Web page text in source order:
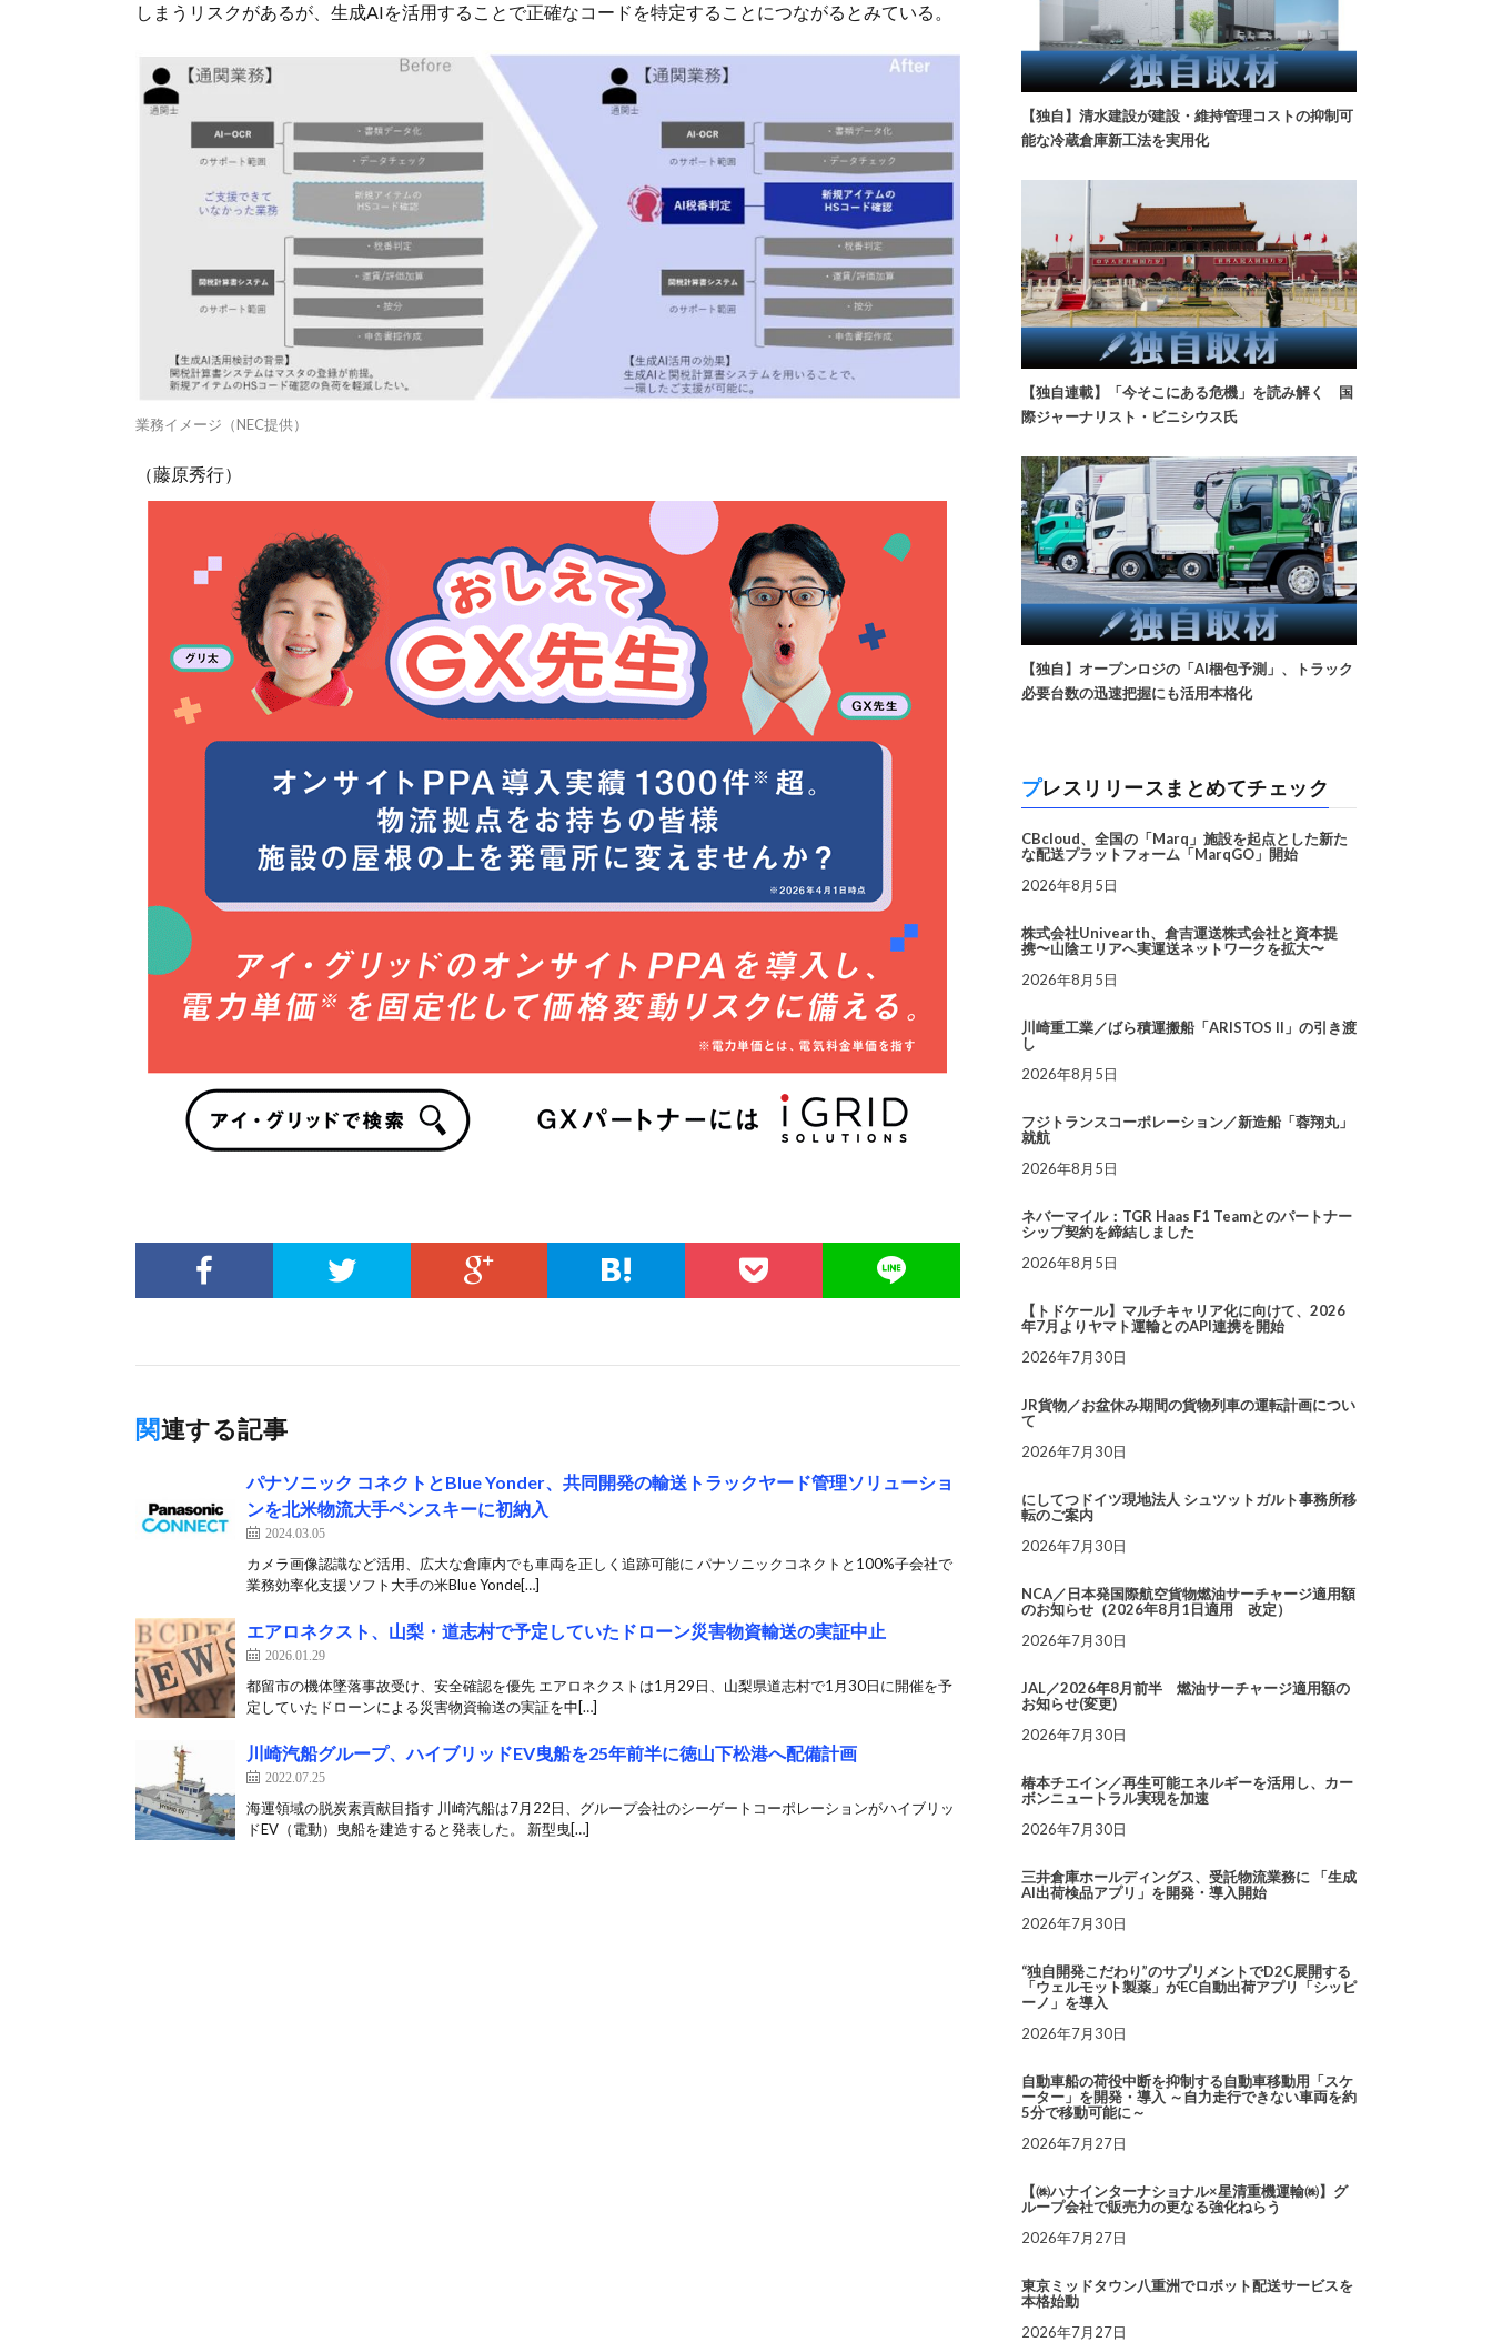
しまうリスクがあるが、生成AIを活用することで正確なコードを特定することにつながるとみている。
業務イメージ（NEC提供）
（藤原秀行）
関連する記事
パナソニック コネクトとBlue Yonder、共同開発の輸送トラックヤード管理ソリューショ
ンを北米物流大手ペンスキーに初納入
2024.03.05
カメラ画像認識など活用、広大な倉庫内でも車両を正しく追跡可能に パナソニックコネクトと100%子会社で
業務効率化支援ソフト大手の米Blue Yonde[…]
エアロネクスト、山梨・道志村で予定していたドローン災害物資輸送の実証中止
2026.01.29
都留市の機体墜落事故受け、安全確認を優先 エアロネクストは1月29日、山梨県道志村で1月30日に開催を予
定していたドローンによる災害物資輸送の実証を中[…]
川崎汽船グループ、ハイブリッドEV曳船を25年前半に徳山下松港へ配備計画
2022.07.25
海運領域の脱炭素貢献目指す 川崎汽船は7月22日、グループ会社のシーゲートコーポレーションがハイブリッ
ドEV（電動）曳船を建造すると発表した。 新型曳[…]
【独自】清水建設が建設・維持管理コストの抑制可
能な冷蔵倉庫新工法を実用化
【独自連載】「今そこにある危機」を読み解く 国
際ジャーナリスト・ビニシウス氏
【独自】オープンロジの「AI梱包予測」、トラック
必要台数の迅速把握にも活用本格化
プレスリリースまとめてチェック
CBcloud、全国の「Marq」施設を起点とした新た
な配送プラットフォーム「MarqGO」開始
2026年8月5日
株式会社Univearth、倉吉運送株式会社と資本提
携〜山陰エリアへ実運送ネットワークを拡大〜
2026年8月5日
川崎重工業／ばら積運搬船「ARISTOS II」の引き渡
し
2026年8月5日
フジトランスコーポレーション／新造船「蓉翔丸」
就航
2026年8月5日
ネバーマイル：TGR Haas F1 Teamとのパートナー
シップ契約を締結しました
2026年8月5日
【トドケール】マルチキャリア化に向けて、2026
年7月よりヤマト運輸とのAPI連携を開始
2026年7月30日
JR貨物／お盆休み期間の貨物列車の運転計画につい
て
2026年7月30日
にしてつドイツ現地法人 シュツットガルト事務所移
転のご案内
2026年7月30日
NCA／日本発国際航空貨物燃油サーチャージ適用額
のお知らせ（2026年8月1日適用 改定）
2026年7月30日
JAL／2026年8月前半 燃油サーチャージ適用額の
お知らせ(変更)
2026年7月30日
椿本チエイン／再生可能エネルギーを活用し、カー
ボンニュートラル実現を加速
2026年7月30日
三井倉庫ホールディングス、受託物流業務に 「生成
AI出荷検品アプリ」を開発・導入開始
2026年7月30日
“独自開発こだわり”のサプリメントでD2C展開する
「ウェルモット製薬」がEC自動出荷アプリ「シッピ
ーノ」を導入
2026年7月30日
自動車船の荷役中断を抑制する自動車移動用「スケ
ーター」を開発・導入 ～自力走行できない車両を約
5分で移動可能に～
2026年7月27日
【㈱ハナインターナショナル×星清重機運輸㈱】グ
ループ会社で販売力の更なる強化ねらう
2026年7月27日
東京ミッドタウン八重洲でロボット配送サービスを
本格始動
2026年7月27日